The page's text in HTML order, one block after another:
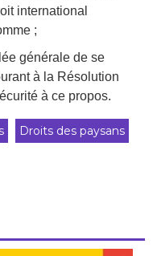
international
;
générale de se
à la Résolution
à ce propos.
Droits des paysans